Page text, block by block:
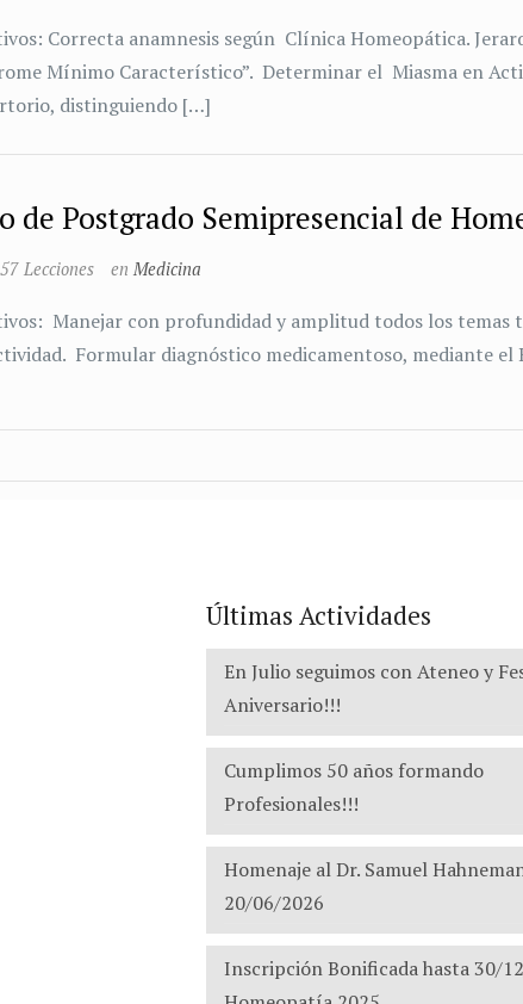
Correcta anamnesis según Clínica Homeopática.
Mínimo Característico”. Determinar el Miasma en
distinguiendo […]
de Postgrado Semipresencial de
57 Lecciones enMedicina
Manejar con profundidad y amplitud todos los
Formular diagnóstico medicamentoso, mediante el
Últimas Actividades
En Julio seguimos con Ateneo y
Aniversario!!!
Cumplimos 50 años formando
Profesionales!!!
Homenaje al Dr. Samuel
20/06/2026
Inscripción Bonificada hasta 30/